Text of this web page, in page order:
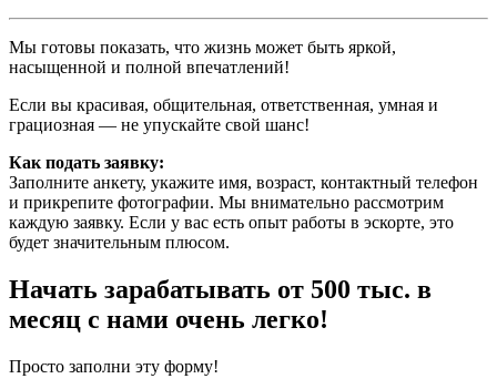
Мы готовы показать, что жизнь может быть яркой,
насыщенной и полной впечатлений!
Если вы красивая, общительная, ответственная, умная и
грациозная — не упускайте свой шанс!
Как подать заявку:
Заполните анкету, укажите имя, возраст, контактный телефон
и прикрепите фотографии. Мы внимательно рассмотрим
каждую заявку. Если у вас есть опыт работы в эскорте, это
будет значительным плюсом.
Начать зарабатывать от 500 тыс. в
месяц с нами очень легко!
Просто заполни эту форму!